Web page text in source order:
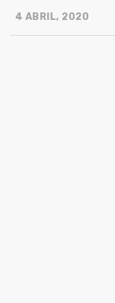
4 ABRIL, 2020